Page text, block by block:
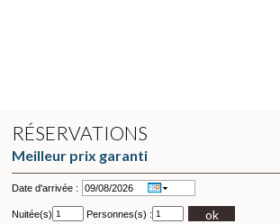
RÉSERVATIONS
Meilleur prix garanti
Date d'arrivée :
Nuitée(s) Personnes(s) : ok